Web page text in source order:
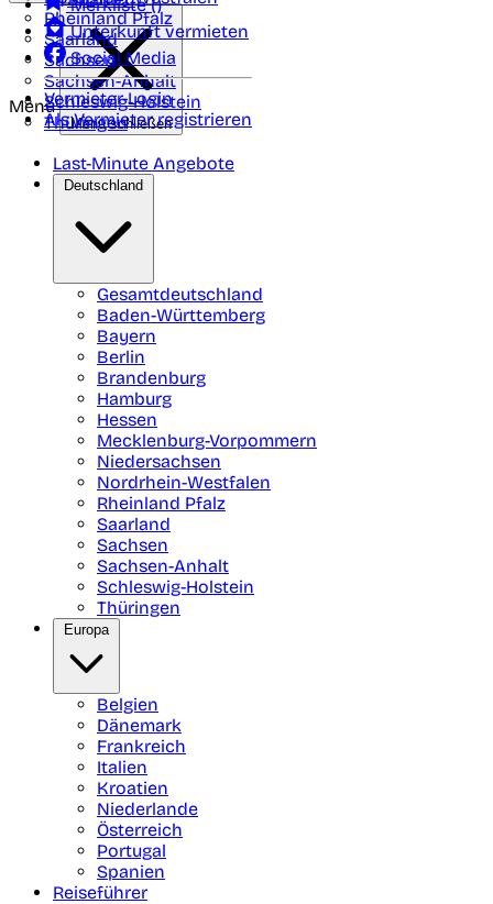
Rheinland Pfalz
Saarland
Sachsen
Sachsen-Anhalt
Schleswig-Holstein
Thüringen
Merkliste ()
Unterkunft vermieten
Social Media
Vermieter-Login
Als Vermieter registrieren
Menü
Menü schließen
Last-Minute Angebote
Deutschland
Gesamtdeutschland
Baden-Württemberg
Bayern
Berlin
Brandenburg
Hamburg
Hessen
Mecklenburg-Vorpommern
Niedersachsen
Nordrhein-Westfalen
Rheinland Pfalz
Saarland
Sachsen
Sachsen-Anhalt
Schleswig-Holstein
Thüringen
Europa
Belgien
Dänemark
Frankreich
Italien
Kroatien
Niederlande
Österreich
Portugal
Spanien
Reiseführer